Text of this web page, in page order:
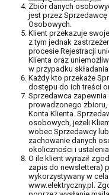
Zbiór danych
jest przez Sprzedawcę
Osobowych.
Klient przekazuje
z tym jednak
procesie Rejestracji
Klienta oraz
w przypadku
Każdy kto przekaże
dostępu do ich treści
Sprzedawca
prowadzonego
Konta Klienta.
osobowych, jeżeli
wobec Sprzedawcy
zachowanie danych
okoliczności i
O ile klient wyraził
zapis do newslettera)
wykorzystywany w
www.elektryczny.pl.